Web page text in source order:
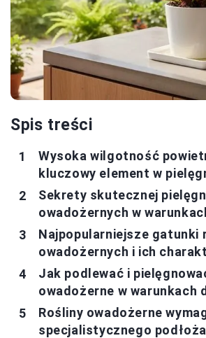
Spis treści
Wysoka wilgotność
kluczowy element w
Sekrety skutecznej
owadożernych w
Najpopularniejsze gatunki
owadożernych i ich
Jak podlewać i
owadożerne w warunkach
Rośliny owadożerne
specjalistycznego